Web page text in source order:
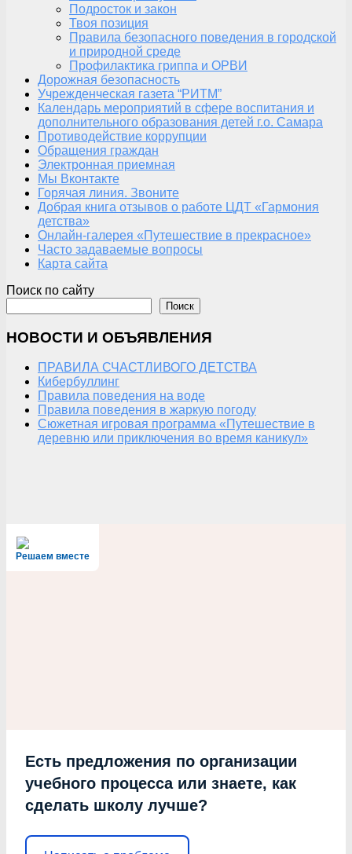
Подросток и закон
Твоя позиция
Правила безопасного поведения в городской
и природной среде
Профилактика гриппа и ОРВИ
Дорожная безопасность
Учрежденческая газета “РИТМ”
Календарь мероприятий в сфере воспитания и
дополнительного образования детей г.о. Самара
Противодействие коррупции
Обращения граждан
Электронная приемная
Мы Вконтакте
Горячая линия. Звоните
Добрая книга отзывов о работе ЦДТ «Гармония
детства»
Онлайн-галерея «Путешествие в прекрасное»
Часто задаваемые вопросы
Карта сайта
Поиск по сайту
Поиск
НОВОСТИ И ОБЪЯВЛЕНИЯ
ПРАВИЛА СЧАСТЛИВОГО ДЕТСТВА
Кибербуллинг
Правила поведения на воде
Правила поведения в жаркую погоду
Сюжетная игровая программа «Путешествие в
деревню или приключения во время каникул»
Решаем вместе
Есть предложения по организации
учебного процесса или знаете, как
сделать школу лучше?